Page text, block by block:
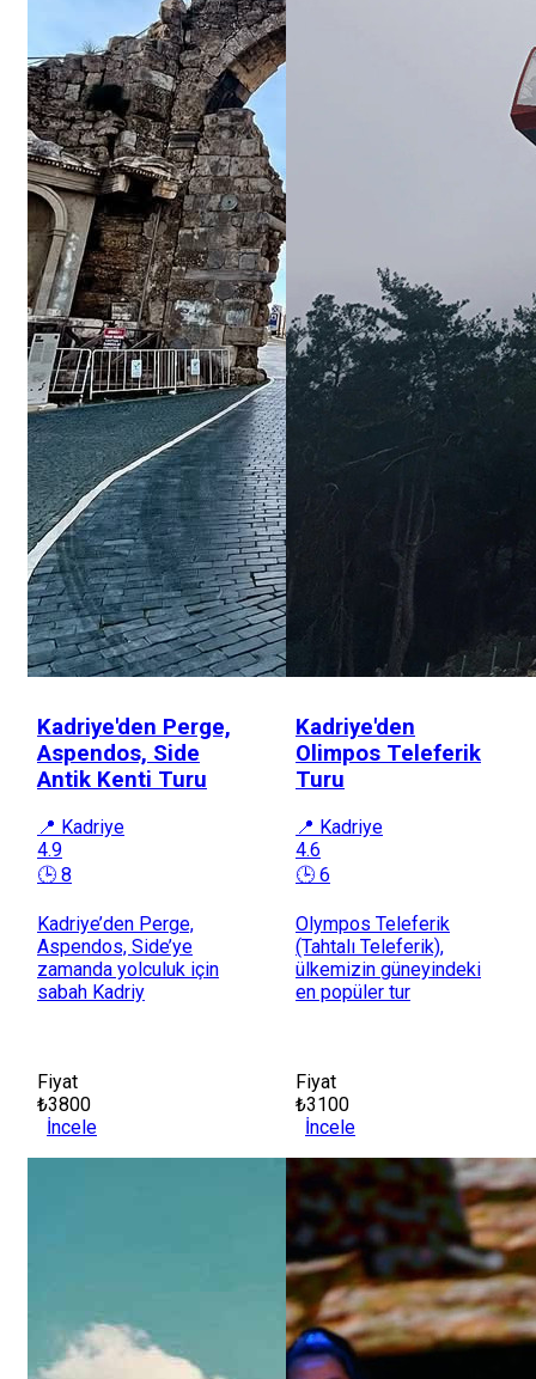
Kadriye'den Perge,
Aspendos, Side
Antik Kenti Turu
📍 Kadriye
4.9
🕒 8
Kadriye’den Perge,
Aspendos, Side’ye
zamanda yolculuk için
sabah Kadriy
Fiyat
₺3800
İncele
Kadriye'den
Olimpos Teleferik
Turu
📍 Kadriye
4.6
🕒 6
Olympos Teleferik
(Tahtalı Teleferik),
ülkemizin güneyindeki
en popüler tur
Fiyat
₺3100
İncele